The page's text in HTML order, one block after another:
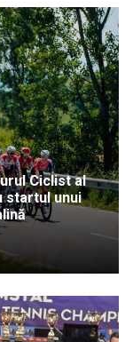
Ciclist al
startul unui